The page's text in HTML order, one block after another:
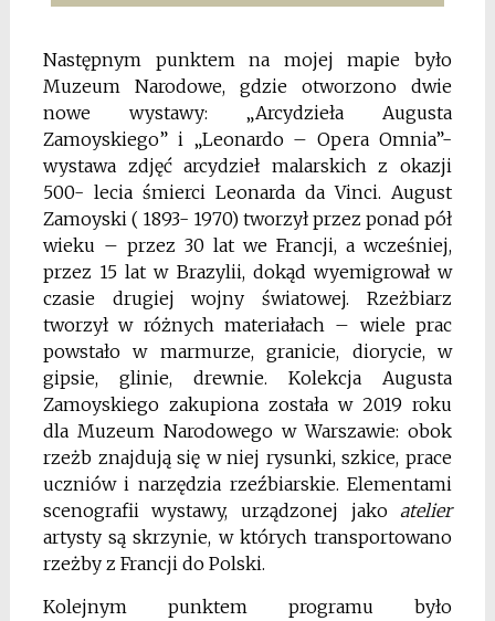
Następnym punktem na mojej mapie było
Muzeum Narodowe, gdzie otworzono dwie
nowe wystawy: „Arcydzieła Augusta
Zamoyskiego” i „Leonardo – Opera Omnia”-
wystawa zdjęć arcydzieł malarskich z okazji
500- lecia śmierci Leonarda da Vinci. August
Zamoyski ( 1893- 1970) tworzył przez ponad pół
wieku – przez 30 lat we Francji, a wcześniej,
przez 15 lat w Brazylii, dokąd wyemigrował w
czasie drugiej wojny światowej. Rzeżbiarz
tworzył w różnych materiałach – wiele prac
powstało w marmurze, granicie, diorycie, w
gipsie, glinie, drewnie. Kolekcja Augusta
Zamoyskiego zakupiona została w 2019 roku
dla Muzeum Narodowego w Warszawie: obok
rzeżb znajdują się w niej rysunki, szkice, prace
uczniów i narzędzia rzeźbiarskie. Elementami
scenografii wystawy, urządzonej jakoatelier
artysty są skrzynie, w których transportowano
rzeżby z Francji do Polski.
Kolejnym punktem programu było